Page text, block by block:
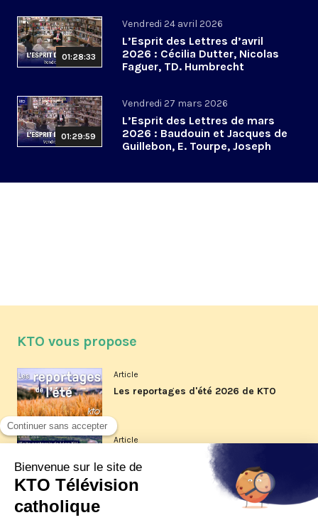
01:28:33
Vendredi 24 avril 2026
L’Esprit des Lettres d’avril
2026 : Cécilia Dutter, Nicolas
Faguer, TD. Humbrecht
01:29:59
Vendredi 27 mars 2026
L’Esprit des Lettres de mars
2026 : Baudouin et Jacques de
Guillebon, E. Tourpe, Joseph
KTO vous propose
Article
Les reportages d'été 2026 de KTO
Article
La visite pastorale du pape Léon
XIV à Assise à suivre sur KTO le
jeudi 6 août